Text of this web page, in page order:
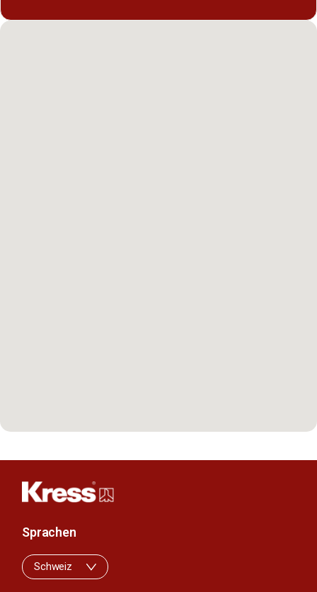
Sprachen
Schweiz